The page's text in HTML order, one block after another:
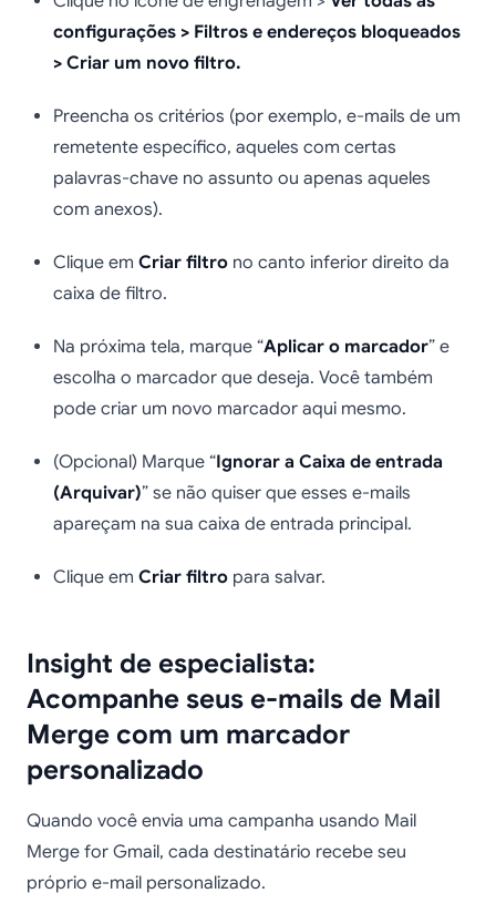
configurações > Filtros e endereços bloqueados
> Criar um novo filtro.
Preencha os critérios (por exemplo, e-mails de um
remetente específico, aqueles com certas
palavras-chave no assunto ou apenas aqueles
com anexos).
Clique em Criar filtro no canto inferior direito da
caixa de filtro.
Na próxima tela, marque “Aplicar o marcador” e
escolha o marcador que deseja. Você também
pode criar um novo marcador aqui mesmo.
(Opcional) Marque “Ignorar a Caixa de entrada
(Arquivar)” se não quiser que esses e-mails
apareçam na sua caixa de entrada principal.
Clique em Criar filtro para salvar.
Insight de especialista:
Acompanhe seus e-mails de Mail
Merge com um marcador
personalizado
Quando você envia uma campanha usando Mail
Merge for Gmail, cada destinatário recebe seu
próprio e-mail personalizado.